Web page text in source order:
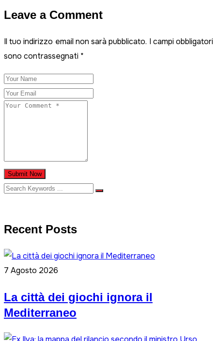
Leave a Comment
Il tuo indirizzo email non sarà pubblicato. I campi obbligatori
sono contrassegnati *
Submit Now
Recent Posts
7 Agosto 2026
La città dei giochi ignora il
Mediterraneo